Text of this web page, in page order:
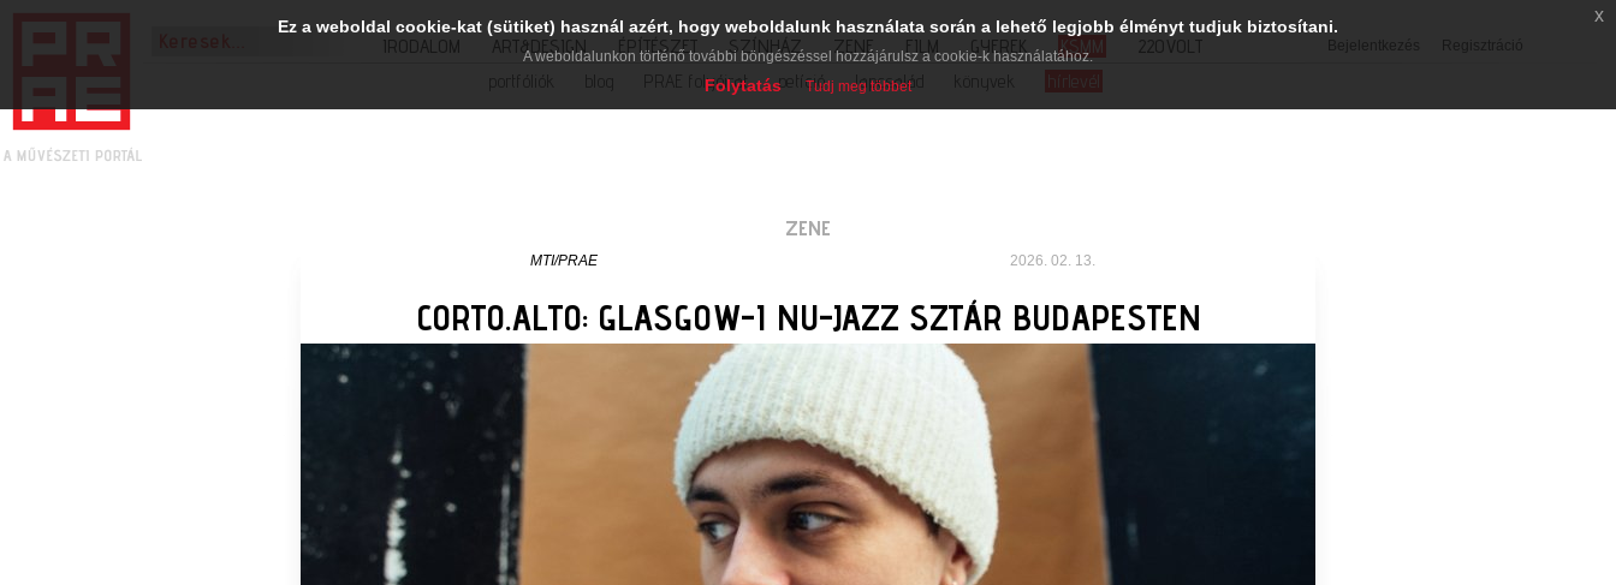
Bejelentkezés Regisztráció
IRODALOM ART&DESIGN ÉPÍTÉSZET SZÍNHÁZ ZENE FILM GYEREK KSMM
220VOLT
portfóliók
PRAE folyóirat petíció lapcsalád könyvek hírlevél
ZENE
MTI/PRAE 2026. 02. 13.
CORTO.ALTO: GLASGOW-I NU-JAZZ SZTÁR BUDAPESTEN
Ez a weboldal cookie-kat (sütiket) használ azért, hogy weboldalunk használata során a lehető legjobb élményt tudjuk biztosítani.
A weboldalunkon történő további böngészéssel hozzájárulsz a cookie-k használatához.
Folytatás Tudj meg többet
x